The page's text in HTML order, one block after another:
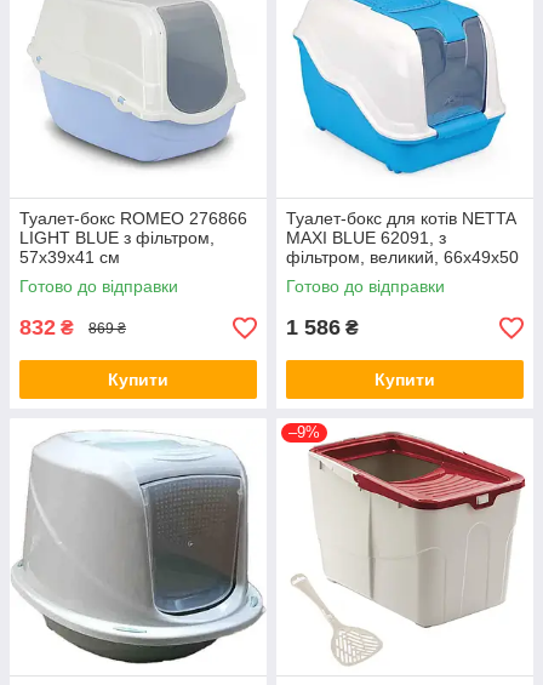
Туалет-бокс ROMEO 276866
LIGHT BLUE з фільтром,
57x39x41 см
Готово до відправки
832 ₴ 869 ₴
Купити
Туалет-бокс для котів NETTA
MAXI BLUE 62091, з
фільтром, великий, 66х49х50
см
Готово до відправки
1 586 ₴
Купити
–9%